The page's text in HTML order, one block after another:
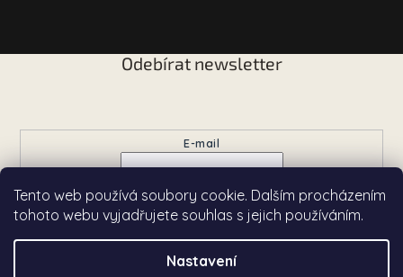
Tento web používá soubory cookie. Dalším procházením
tohoto webu vyjadřujete souhlas s jejich používáním.
Nastavení
Odebírat newsletter
E-mail
Přihlásit se